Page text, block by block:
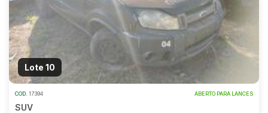
Lote 10
COD. 17394 ABERTO PARA LANCES
SUV